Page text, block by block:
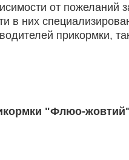
от пожеланий
в них
прикормки,
"Флюо-